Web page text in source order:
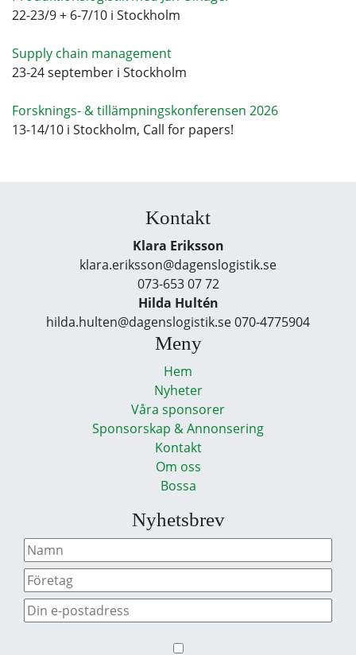
22-23/9 + 6-7/10 i Stockholm
Supply chain management
23-24 september i Stockholm
Forsknings- & tillämpningskonferensen 2026
13-14/10 i Stockholm, Call for papers!
Kontakt
Klara Eriksson
klara.eriksson@dagenslogistik.se
073-653 07 72
Hilda Hultén
hilda.hulten@dagenslogistik.se 070-4775904
Meny
Hem
Nyheter
Våra sponsorer
Sponsorskap & Annonsering
Kontakt
Om oss
Bossa
Nyhetsbrev